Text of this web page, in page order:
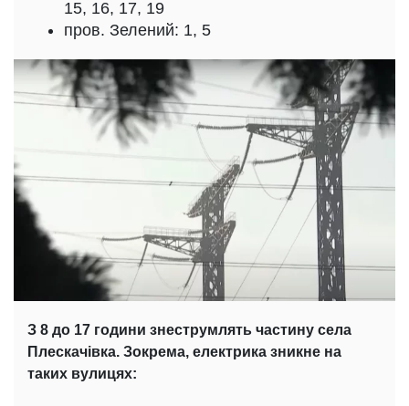
15, 16, 17, 19
пров. Зелений: 1, 5
З 8 до 17 години знеструмлять частину села
Плескачівка. Зокрема, електрика зникне на
таких вулицях: